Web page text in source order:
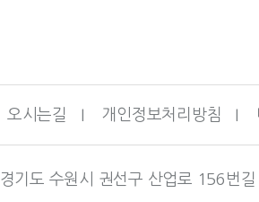
오시는길 I 개인정보처리방침 I
경기도 수원시 권선구 산업로 156번